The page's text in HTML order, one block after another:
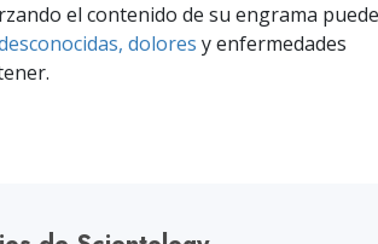
el contenido de su engrama
dolores y enfermedades